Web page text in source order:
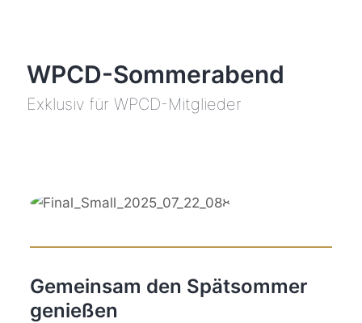
WPCD-Sommerabend
Exklusiv für WPCD-Mitglieder
Gemeinsam den Spätsommer
genießen